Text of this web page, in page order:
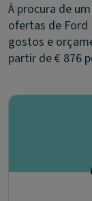
À procura de
ofertas de Ford
gostos e
partir de € 876